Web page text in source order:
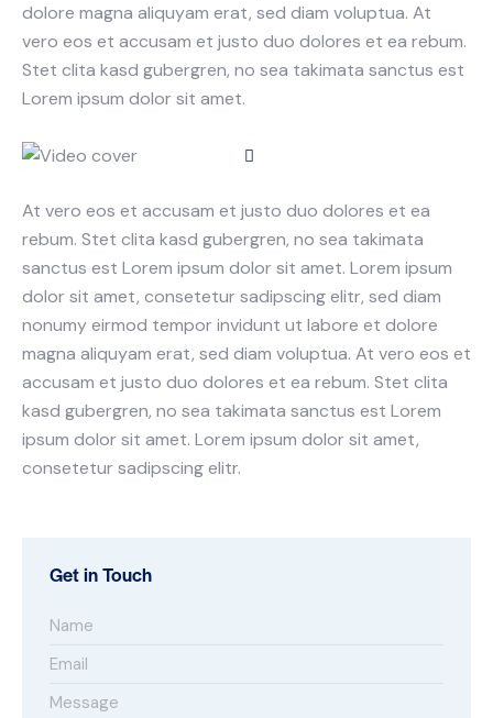
dolore magna aliquyam erat, sed diam voluptua. At
vero eos et accusam et justo duo dolores et ea rebum.
Stet clita kasd gubergren, no sea takimata sanctus est
Lorem ipsum dolor sit amet.
At vero eos et accusam et justo duo dolores et ea
rebum. Stet clita kasd gubergren, no sea takimata
sanctus est Lorem ipsum dolor sit amet. Lorem ipsum
dolor sit amet, consetetur sadipscing elitr, sed diam
nonumy eirmod tempor invidunt ut labore et dolore
magna aliquyam erat, sed diam voluptua. At vero eos et
accusam et justo duo dolores et ea rebum. Stet clita
kasd gubergren, no sea takimata sanctus est Lorem
ipsum dolor sit amet. Lorem ipsum dolor sit amet,
consetetur sadipscing elitr.
Get in Touch